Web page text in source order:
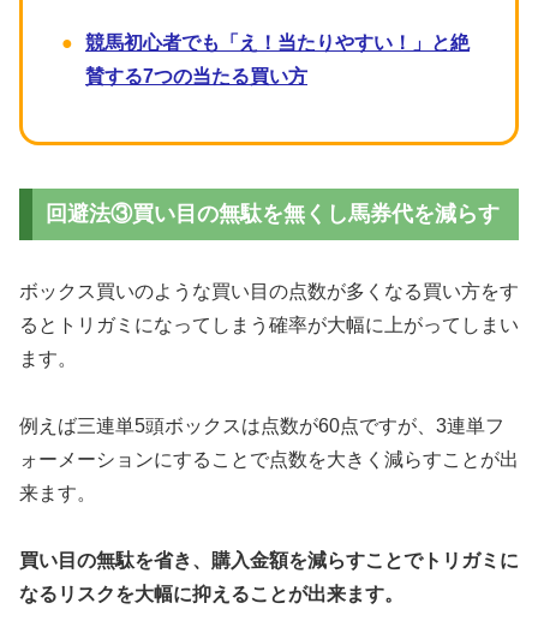
競馬初心者でも「え！当たりやすい！」と絶
賛する7つの当たる買い方
回避法③買い目の無駄を無くし馬券代を減らす
ボックス買いのような買い目の点数が多くなる買い方をす
るとトリガミになってしまう確率が大幅に上がってしまい
ます。
例えば三連単5頭ボックスは点数が60点ですが、3連単フ
ォーメーションにすることで点数を大きく減らすことが出
来ます。
買い目の無駄を省き、購入金額を減らすことでトリガミに
なるリスクを大幅に抑えることが出来ます。